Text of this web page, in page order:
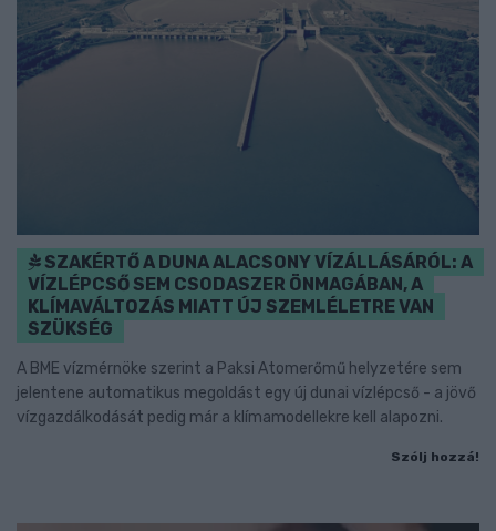
SZAKÉRTŐ A DUNA ALACSONY VÍZÁLLÁSÁRÓL: A
VÍZLÉPCSŐ SEM CSODASZER ÖNMAGÁBAN, A
KLÍMAVÁLTOZÁS MIATT ÚJ SZEMLÉLETRE VAN
SZÜKSÉG
A BME vízmérnöke szerint a Paksi Atomerőmű helyzetére sem
jelentene automatikus megoldást egy új dunai vízlépcső - a jövő
vízgazdálkodását pedig már a klímamodellekre kell alapozni.
Szólj hozzá!